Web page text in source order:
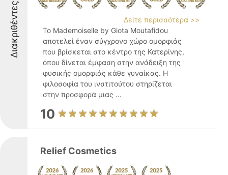
Διακριθέντες
Δείτε περισσότερα >>
Το Mademoiselle by Giota Moutafidou
αποτελεί έναν σύγχρονο χώρο ομορφιάς
που βρίσκεται στο κέντρο της Κατερίνης,
όπου δίνεται έμφαση στην ανάδειξη της
φυσικής ομορφιάς κάθε γυναίκας. Η
φιλοσοφία του ινστιτούτου στηρίζεται
στην προσφορά μιας ...
10
Relief Cosmetics